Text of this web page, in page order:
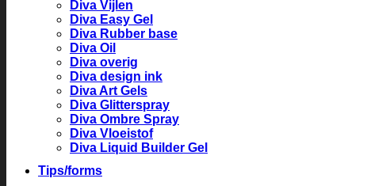
Diva Vijlen
Diva Easy Gel
Diva Rubber base
Diva Oil
Diva overig
Diva design ink
Diva Art Gels
Diva Glitterspray
Diva Ombre Spray
Diva Vloeistof
Diva Liquid Builder Gel
Tips/forms